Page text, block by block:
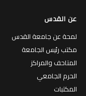
عن القدس
لمحة عن جامعة القدس
مكتب رئيس الجامعة
المتاحف والمراكز
الحرم الجامعي
المكتبات